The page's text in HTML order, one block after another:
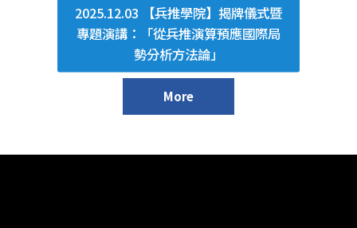
2025.12.03 【兵推學院】揭牌儀式暨
專題演講：「從兵推演算預應國際局
勢分析方法論」
More